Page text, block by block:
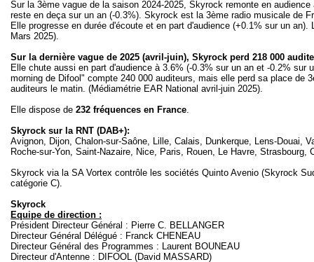
Sur la 3ème vague de la saison 2024-2025, Skyrock remonte en
reste en deça sur un an (-0.3%). Skyrock est la 3ème radio musicale de
Elle progresse en durée d'écoute et en part d'audience (+0.1% sur un
Mars 2025).
Sur la dernière vague de 2025 (avril-juin), Skyrock perd 218 000
Elle chute aussi en part d'audience à 3.6% (-0.3% sur un an et -0.2%
morning de Difool" compte 240 000 auditeurs, mais elle perd sa place de
auditeurs le matin. (Médiamétrie EAR National avril-juin 2025).
Elle dispose de 232 fréquences en France.
Skyrock sur la RNT (DAB+):
Avignon, Dijon, Chalon-sur-Saône, Lille, Calais, Dunkerque, Lens-Douai,
Roche-sur-Yon, Saint-Nazaire, Nice, Paris, Rouen, Le Havre, Strasbourg,
Skyrock via la SA Vortex contrôle les sociétés Quinto Avenio (Skyrock
catégorie C).
Skyrock
Equipe de direction :
Président Directeur Général : Pierre C. BELLANGER
Directeur Général Délégué : Franck CHENEAU
Directeur Général des Programmes : Laurent BOUNEAU
Directeur d'Antenne : DIFOOL (David MASSARD)